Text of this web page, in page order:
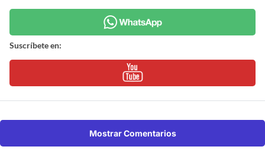
Suscríbete en:
Mostrar Comentarios